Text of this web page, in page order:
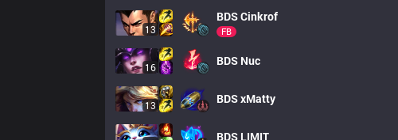
13
BDSCinkrof
FB
16 BDS Nuc
13 BDSxMatty
BDS LIMIT